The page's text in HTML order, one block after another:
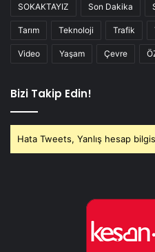
SOKAKTAYIZ Son Dakika
Tarım Teknoloji Trafik
Video Yaşam Çevre
Bizi Takip Edin!
Hata Tweets, Yanlış hesap